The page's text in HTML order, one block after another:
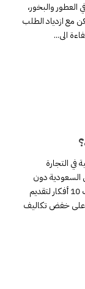
العطور والبخور،
مع ازدياد الطلب
الى...
في التجارة
السعودية دون
المساس بجودة الخدمة؟ في هذا المقال، سنشارك معك 10 أفكار لتقديم
خفض تكاليف